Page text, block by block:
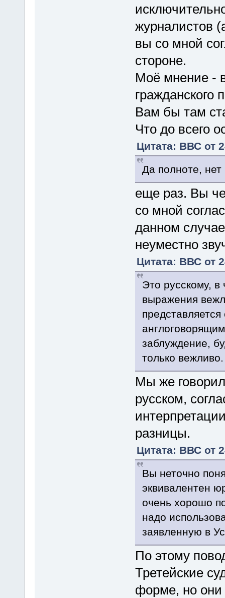
журналистов
вы со мной
стороне.
Моё мнение -
Вам бы там
Что до всего
Цитата: ВВС от
Да полноте,
еще раз. Вы
со мной
данном
неуместно
Цитата: ВВС от
Это русскому, в
выражения
заблуждение,
только вежливо.
Мы же
русском,
разницы.
Цитата: ВВС от
Вы неточно
эквивалентен
очень хорошо
надо
заявленную в
По этому
Третейские
форме, но они